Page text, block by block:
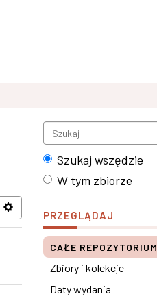
Szukaj wszędzie
W tym zbiorze
PRZEGLĄDAJ
CAŁE REPOZYTORIUM
Zbiory i kolekcje
Daty wydania